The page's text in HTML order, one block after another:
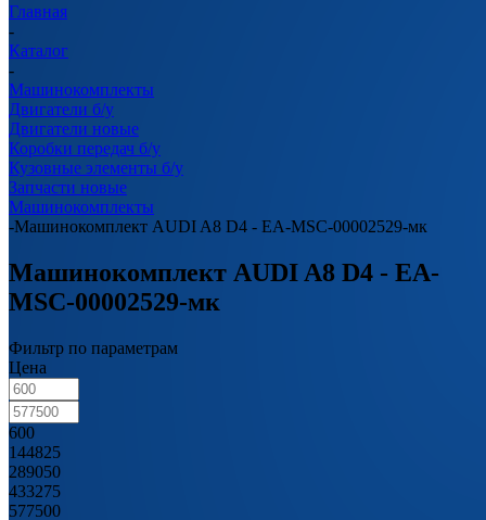
Главная
-
Каталог
-
Машинокомплекты
Двигатели б/у
Двигатели новые
Коробки передач б/у
Кузовные элементы б/у
Запчасти новые
Машинокомплекты
-Машинокомплект AUDI A8 D4 - EA-MSC-00002529-мк
Машинокомплект AUDI A8 D4 - EA-
MSC-00002529-мк
Фильтр по параметрам
Цена
600
144825
289050
433275
577500